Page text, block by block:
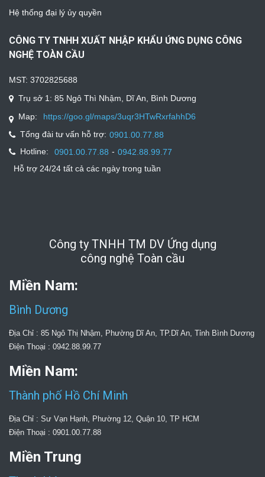
Hệ thống đại lý ủy quyền
CÔNG TY TNHH XUẤT NHẬP KHẨU ỨNG DỤNG CÔNG
NGHỆ TOÀN CẦU
MST: 3702825688
Trụ sở 1: 85 Ngô Thì Nhậm, Dĩ An, Bình Dương
Map:
https://goo.gl/maps/3uqr3HTwRxrfahhD6
Tổng đài tư vấn hỗ trợ: 0901.00.77.88
Hotline:
0901.00.77.88 - 0942.88.99.77
Hỗ trợ 24/24 tất cả các ngày trong tuần
Công ty TNHH TM DV Ứng dụng
công nghệ Toàn cầu
Miền Nam:
Bình Dương
Địa Chỉ : 85 Ngô Thị Nhậm, Phường Dĩ An, TP.Dĩ An, Tỉnh Bình Dương
Điện Thoại : 0942.88.99.77
Miền Nam:
Thành phố Hồ Chí Minh
Địa Chỉ : Sư Vạn Hạnh, Phường 12, Quận 10, TP HCM
Điện Thoại : 0901.00.77.88
Miền Trung